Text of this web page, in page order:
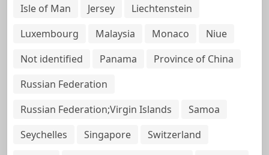
Isle of Man
Jersey
Liechtenstein
Luxembourg
Malaysia Monaco
Niue
Not identified
Panama
Province of China
Russian Federation
Russian Federation;Virgin Islands
Samoa
Seychelles
Singapore
Switzerland